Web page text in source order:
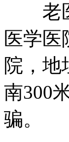
老医
医学医
院，地
南300
骗。